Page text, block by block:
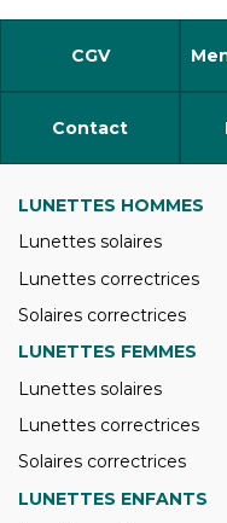
CGV
Contact
LUNETTES HOMMES
Lunettes solaires
Lunettes correctrices
Solaires correctrices
LUNETTES FEMMES
Lunettes solaires
Lunettes correctrices
Solaires correctrices
LUNETTES ENFANTS